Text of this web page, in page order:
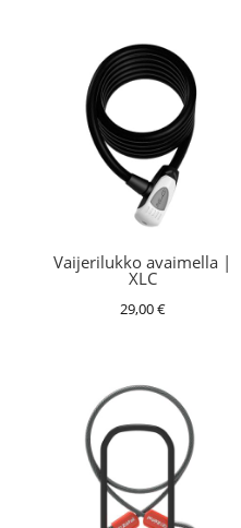
Vaijerilukko avaimella |
XLC
29,00€